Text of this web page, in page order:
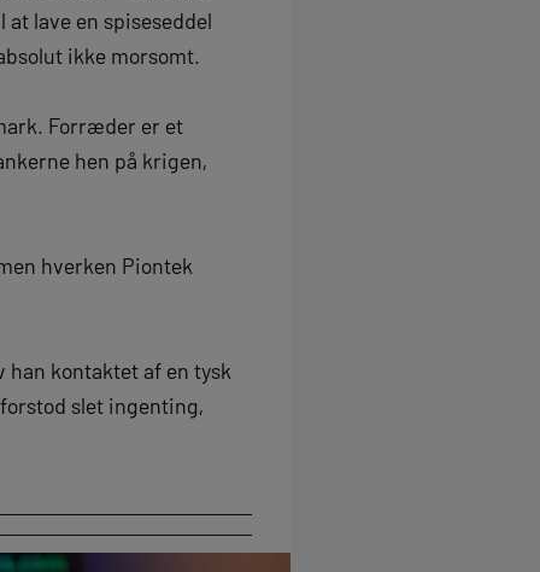
lave en spiseseddel
ikke morsomt.
Forræder er et
hen på krigen,
hverken Piontek
han kontaktet af en tysk
slet ingenting,